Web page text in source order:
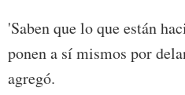
'Saben que lo que están
ponen a sí mismos por
agregó.